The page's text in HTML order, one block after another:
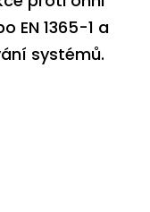
EN 1365-1 a
systémů.